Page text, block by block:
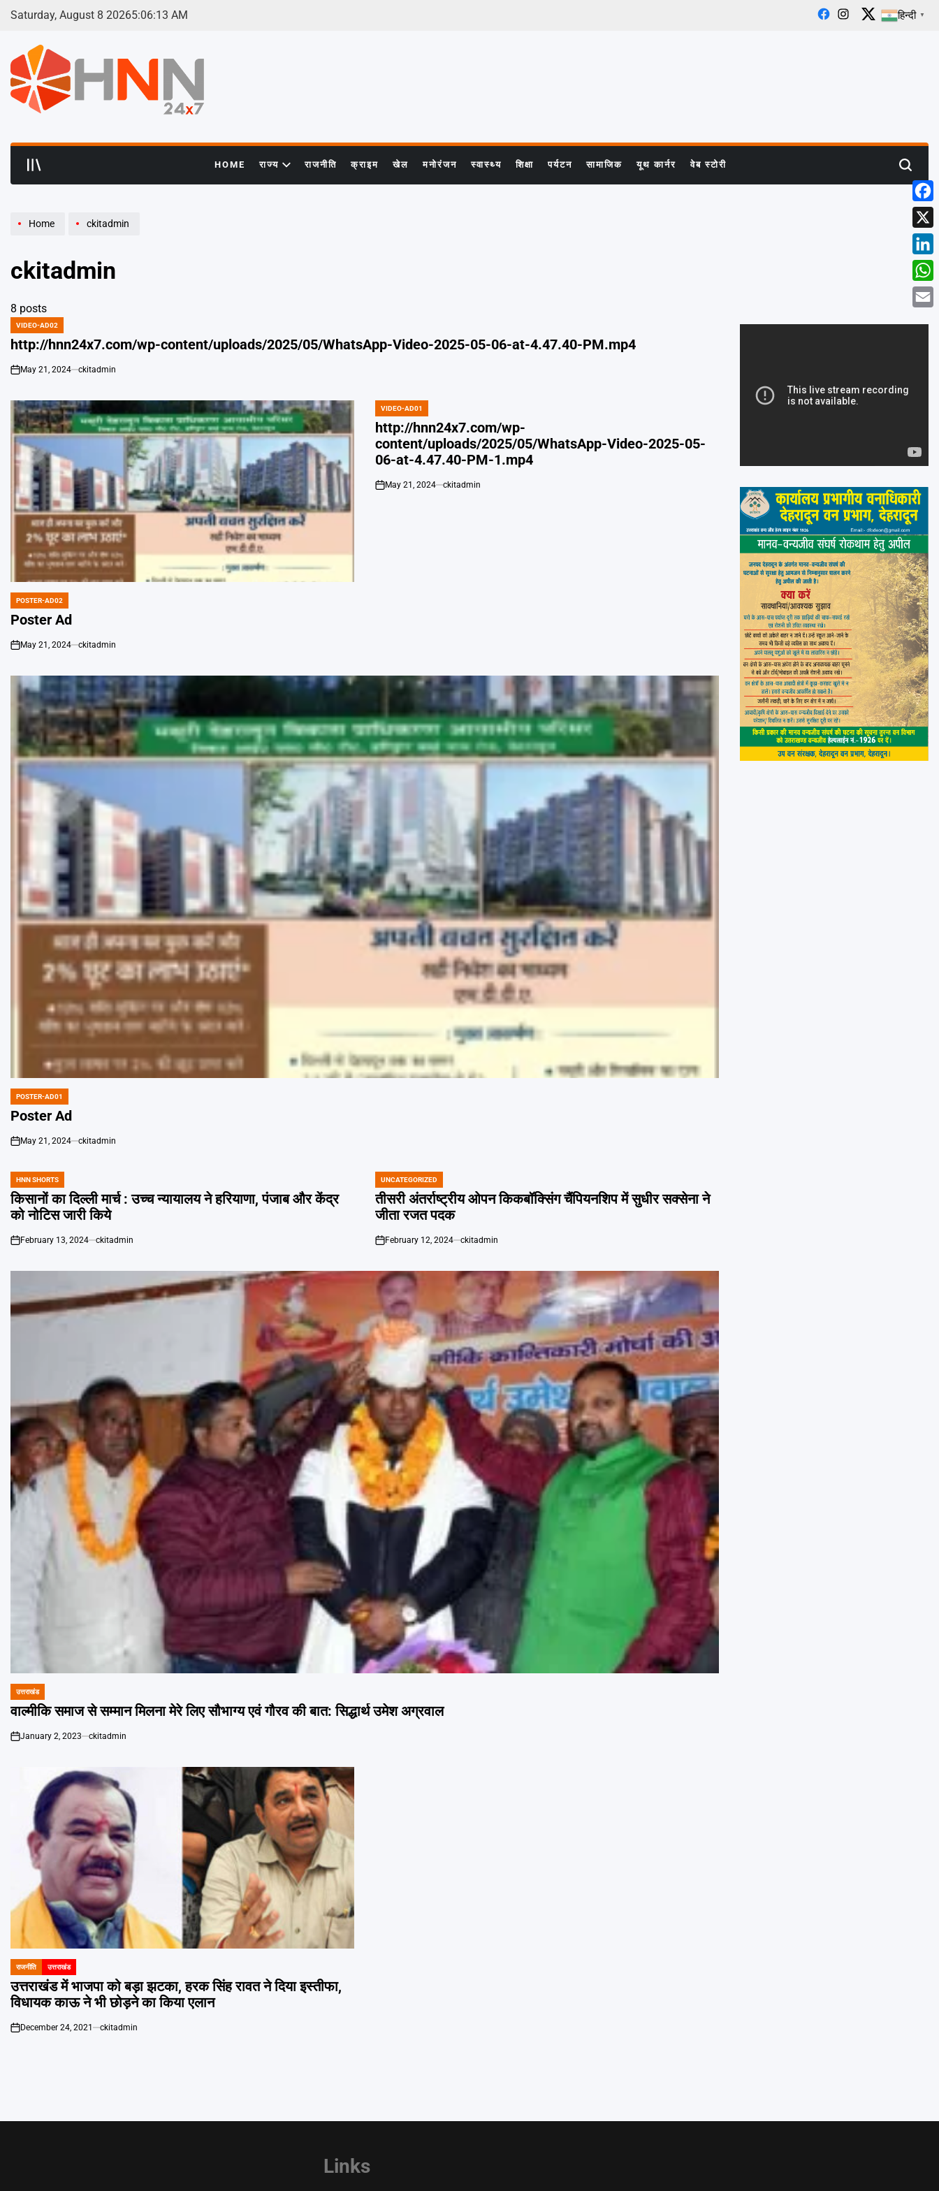
Skip
Saturday, August 8 20265:06:14 AM Facebook
Instagram
X हिन्दी ▼
HOME राज्य राजनीति क्राइम खेल मनोरंजन स्वास्थ्य शिक्षा पर्यटन सामाजिक यूथ कार्नर वेब स्टोरी Search
Home ckitadmin
ckitadmin
8 posts
POSTED
IN
VIDEO-AD02
http://hnn24x7.com/wp-content/uploads/2025/05/WhatsApp-Video-2025-05-06-at-4.47.40-PM.mp4
on
May 21, 2024 ckitadmin
POSTED
IN
POSTER-AD02
Poster Ad
on
May 21, 2024 ckitadmin
POSTED
IN
VIDEO-AD01
http://hnn24x7.com/wp-
content/uploads/2025/05/WhatsApp-Video-2025-05-
06-at-4.47.40-PM-1.mp4
on
May 21, 2024 ckitadmin
POSTED
IN
POSTER-AD01
Poster Ad
on
May 21, 2024 ckitadmin
POSTED
IN
HNN SHORTS
किसानों का दिल्ली मार्च : उच्च न्यायालय ने हरियाणा, पंजाब और केंद्र
को नोटिस जारी किये
on
February 13, 2024 ckitadmin
POSTED
IN
UNCATEGORIZED
तीसरी अंतर्राष्ट्रीय ओपन किकबॉक्सिंग चैंपियनशिप में सुधीर सक्सेना ने
जीता रजत पदक
on
February 12, 2024 ckitadmin
POSTED
IN
उत्तराखंड
वाल्मीकि समाज से सम्मान मिलना मेरे लिए सौभाग्य एवं गौरव की बात: सिद्धार्थ उमेश अग्रवाल
on
January 2, 2023 ckitadmin
POSTED
IN
राजनीति उत्तराखंड
उत्तराखंड में भाजपा को बड़ा झटका, हरक सिंह रावत ने दिया इस्तीफा,
विधायक काऊ ने भी छोड़ने का किया एलान
on
December 24, 2021 ckitadmin
Links
X